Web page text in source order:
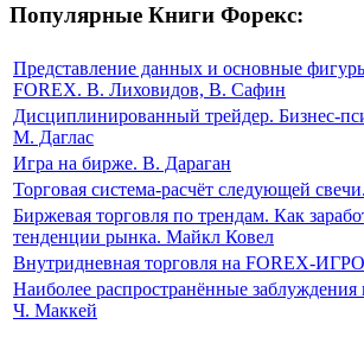
Популярные Книги Форекс:
Представление данных и основные
FOREX. В. Лиховидов, В. Сафин
Дисциплинированный трейдер. Бизнес-
М. Даглас
Игра на бирже. В. Дараган
Торговая система-расчёт следующей
Биржевая торговля по трендам. Как
тенденции рынка. Майкл Ковел
Внутридневная торговля на FOREX-
Наиболее распространённые заблуждения
Ч. Маккей